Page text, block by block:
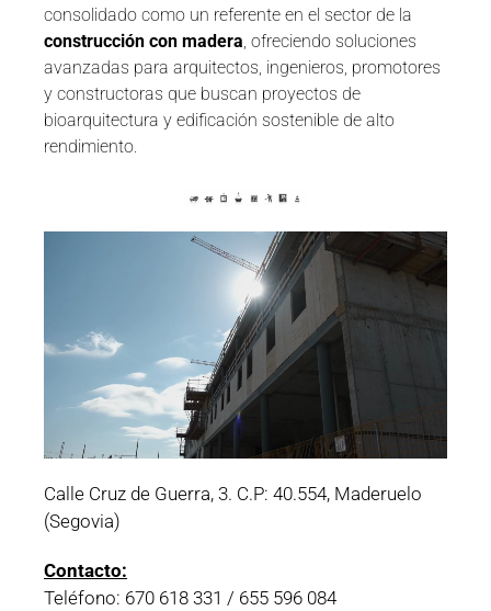
consolidado como un referente en el sector de la
construcción con madera , ofreciendo soluciones
avanzadas para arquitectos, ingenieros, promotores
y constructoras que buscan proyectos de
bioarquitectura y edificación sostenible de alto
rendimiento.
Calle Cruz de Guerra, 3. C.P: 40.554, Maderuelo
(Segovia)
Contacto:
Teléfono: 670 618 331 / 655 596 084